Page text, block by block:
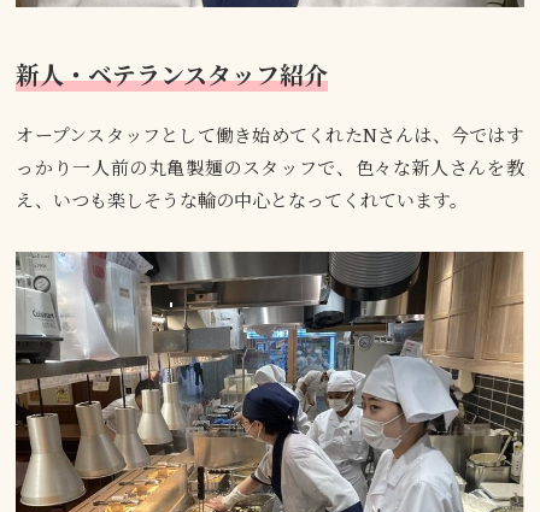
新人・ベテランスタッフ紹介
オープンスタッフとして働き始めてくれたNさんは、今ではす
っかり一人前の丸亀製麺のスタッフで、色々な新人さんを教
え、いつも楽しそうな輪の中心となってくれています。